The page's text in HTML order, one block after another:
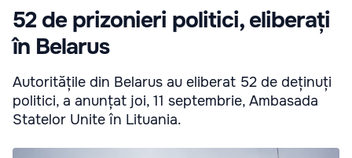
52 de prizonieri politici, eliberați
în Belarus
Autoritățile din Belarus au eliberat 52 de deținuți
politici, a anunțat joi, 11 septembrie, Ambasada
Statelor Unite în Lituania.